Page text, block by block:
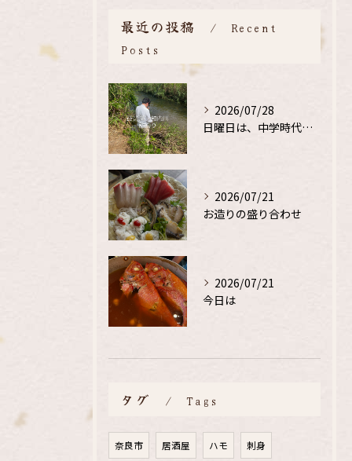
最近の投稿
Recent
Posts
2026/07/28
日曜日は、中学時代の、同級生と鮎釣り
2026/07/21
お造りの盛り合わせ
2026/07/21
今日は
タグ Tags
奈良市 居酒屋 ハモ 刺身